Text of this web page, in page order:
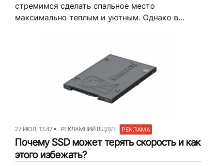
стремимся сделать спальное место
максимально теплым и уютным. Однако в
одеялом или неправильно подобранным
27 ИЮЛ, 13:47 РЕКЛАМНИЙ ВІДДІЛ РЕКЛАМА
Почему SSD может терять скорость и как
этого избежать?